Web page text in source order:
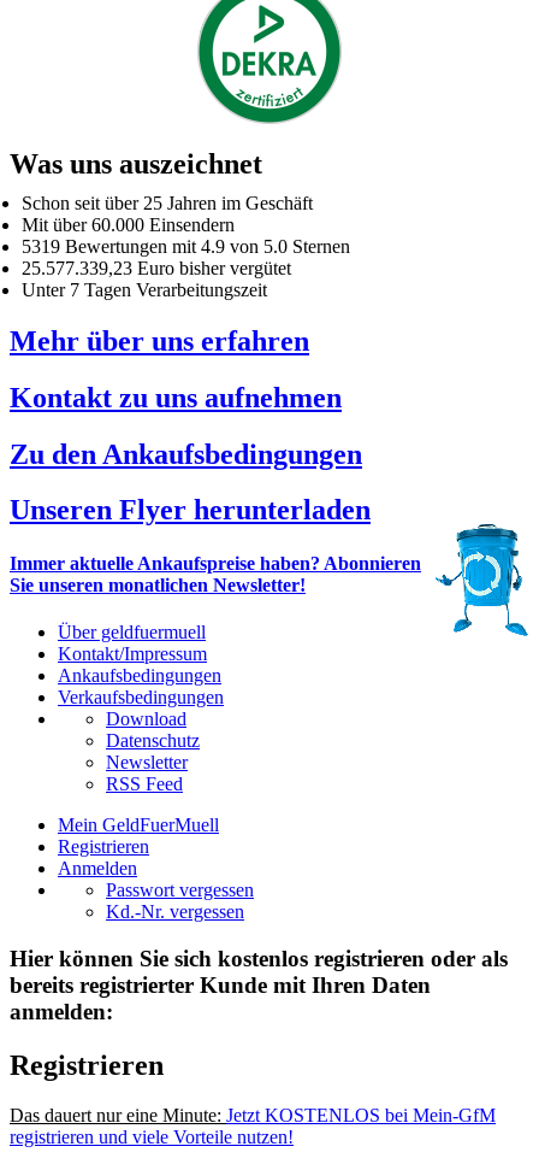
Was uns auszeichnet
Schon seit über 25 Jahren im Geschäft
Mit über 60.000 Einsendern
5319 Bewertungen mit 4.9 von 5.0 Sternen
25.577.339,23 Euro bisher vergütet
Unter 7 Tagen Verarbeitungszeit
Mehr über uns erfahren
Kontakt zu uns aufnehmen
Zu den Ankaufsbedingungen
Unseren Flyer herunterladen
Immer aktuelle Ankaufspreise haben? Abonnieren
Sie unseren monatlichen Newsletter!
Über geldfuermuell
Kontakt/Impressum
Ankaufsbedingungen
Verkaufsbedingungen
Download
Datenschutz
Newsletter
RSS Feed
Mein GeldFuerMuell
Registrieren
Anmelden
Passwort vergessen
Kd.-Nr. vergessen
Hier können Sie sich kostenlos registrieren oder als
bereits registrierter Kunde mit Ihren Daten
anmelden:
Registrieren
Das dauert nur eine Minute: Jetzt KOSTENLOS bei Mein-GfM
registrieren und viele Vorteile nutzen!